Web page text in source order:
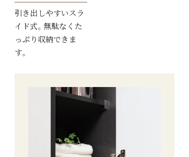
引き出しやすいスラ
イド式。無駄なくた
っぷり収納できま
す。